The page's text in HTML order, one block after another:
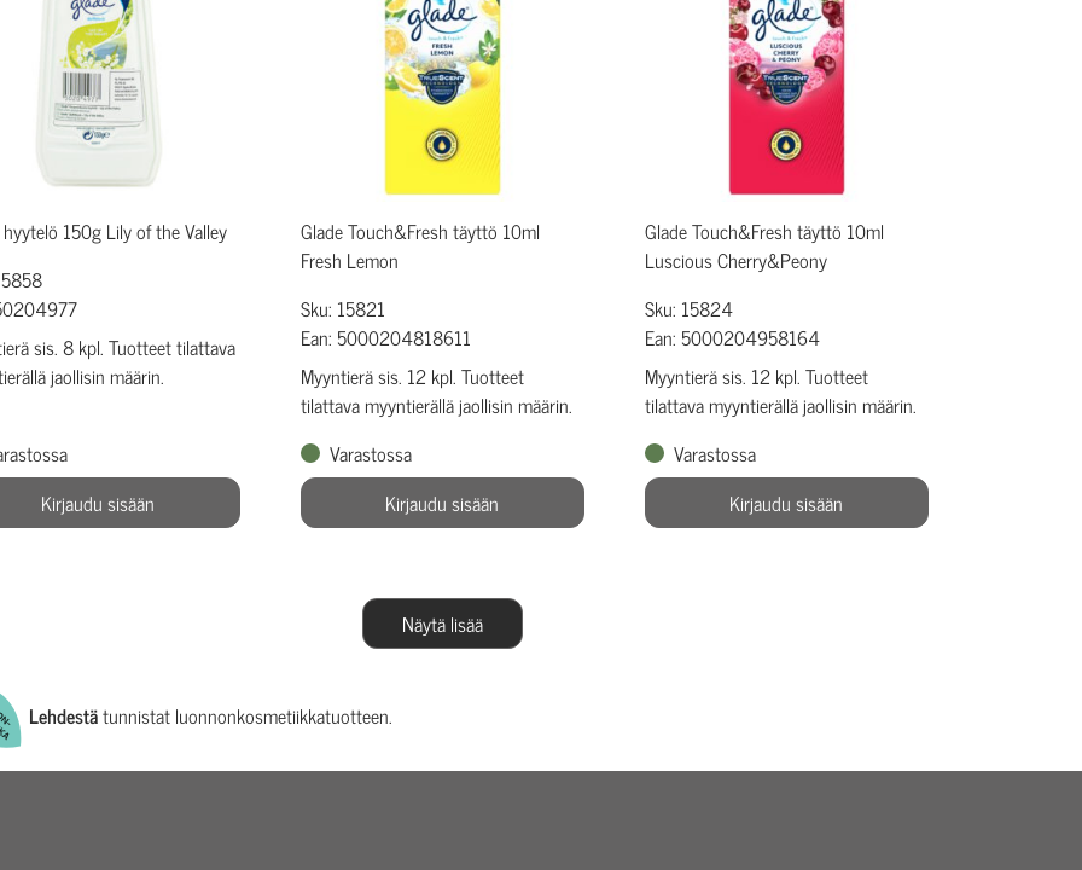
150g Lily of the Valley
sis. 8 kpl. Tuotteet tilattava
jaollisin määrin.
Kirjaudu sisään
Glade Touch&Fresh täyttö 10ml
Fresh Lemon
Sku: 15821
Ean: 5000204818611
Myyntierä sis. 12 kpl. Tuotteet
tilattava myyntierällä jaollisin määrin.
Varastossa
Kirjaudu sisään
Glade Touch&Fresh täyttö 10ml
Luscious Cherry&Peony
Sku: 15824
Ean: 5000204958164
Myyntierä sis. 12 kpl. Tuotteet
tilattava myyntierällä jaollisin määrin.
Varastossa
Kirjaudu sisään
Näytä lisää
Lehdestätunnistat luonnonkosmetiikkatuotteen.